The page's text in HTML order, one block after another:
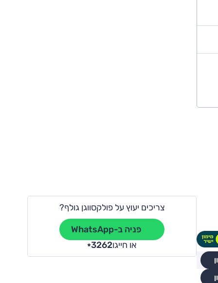
צריכים יעוץ על פולקסווגן גולף?
פניה ב-WhatsApp
או חייגו
*3262